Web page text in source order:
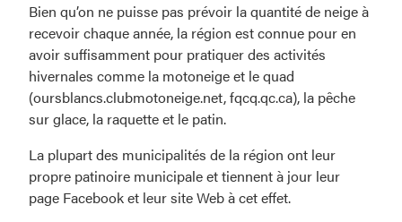
Bien qu’on ne puisse pas prévoir la quantité de neige à
recevoir chaque année, la région est connue pour en
avoir suffisamment pour pratiquer des activités
hivernales comme la motoneige et le quad
(oursblancs.clubmotoneige.net, fqcq.qc.ca), la pêche
sur glace, la raquette et le patin.
La plupart des municipalités de la région ont leur
propre patinoire municipale et tiennent à jour leur
page Facebook et leur site Web à cet effet.